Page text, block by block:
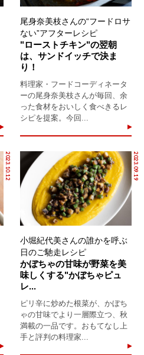
尾身奈美枝さんの“フードロサ
ない”アフターレシピ
"ローストチキン"の翌朝
は、サンドイッチで決ま
り！
料理家・フードコーディネータ
ーの尾身奈美枝さんが毎回、余
った食材をおいしく食べきるレ
シピを提案。今回...
2023.10.12 2023.09.19
小堀紀代美さんの誰かを呼ぶ
日のご馳走レシピ
かぼちゃの甘味が野菜を美
味しくする"かぼちゃピュ
レ...
ピリ辛に炒めた根菜が、かぼち
ゃの甘味でより一層際立つ、秋
満載の一品です。おもてなし上
手と評判の料理家...